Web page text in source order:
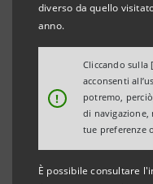
diverso da quello
anno.
!
Cliccando sulla
acconsenti
potremo,
di
tue preferenze
È possibile consultare
INAUGURATO IL
Il nuovo
Teen-Builder
cooperativa